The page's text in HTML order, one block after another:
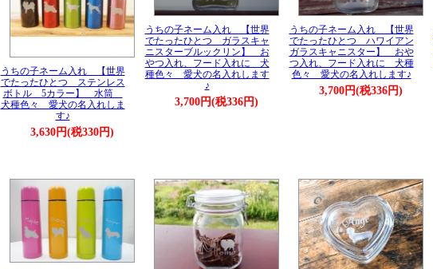
うちの子ネーム入れ 【世界
でたったひとつ ステンレス
ボトル 5カラー】 水筒
犬種色々 愛犬の名入れしま
す♪
3,630円(税330円)
うちの子ネーム入れ 【世界
でたったひとつ ガラスキャ
ニスターブルックリン】 お
やつ入れ、フード入れに 犬
種色々 愛犬の名入れします
♪
3,700円(税336円)
うちの子ネーム入れ 【世界
でたったひとつ ハワイアン
ガラスキャニスター】 おや
つ入れ、フード入れに 犬種
色々 愛犬の名入れします♪
3,700円(税336円)